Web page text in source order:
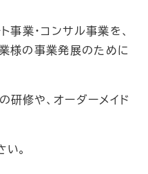
事業・コンサル事業を、
様の事業発展のために
研修や、オーダーメイド
。